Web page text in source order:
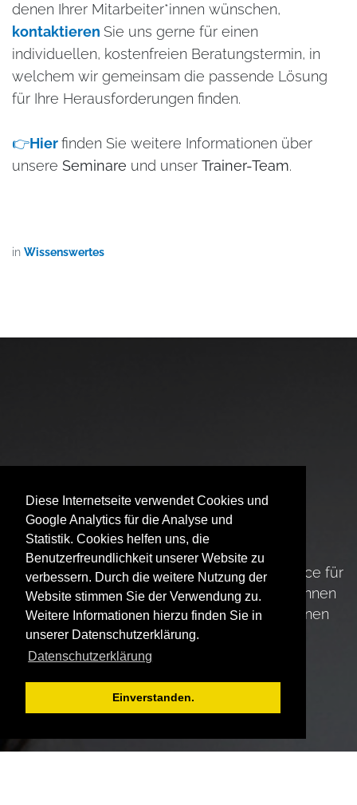
Diese Internetseite verwendet Cookies und
Google Analytics für die Analyse und
Statistik. Cookies helfen uns, die
Benutzerfreundlichkeit unserer Website zu
verbessern. Durch die weitere Nutzung der
Website stimmen Sie der Verwendung zu.
Weitere Informationen hierzu finden Sie in
unserer Datenschutzerklärung.
Datenschutzerklärung
Einverstanden.
denen Ihrer Mitarbeiter*innen wünschen,
kontaktieren Sie uns gerne für einen
individuellen, kostenfreien Beratungstermin, in
welchem wir gemeinsam die passende Lösung
für Ihre Herausforderungen finden.
👉Hierfinden Sie weitere Informationen über
unsere Seminare und unser Trainer-Team.
in Wissenswertes
Wohlbefinden am
Arbeitsplatz...
...als wichtigen Faktor und zugleich als Chance für
das Glück und den Erfolg von Mitarbeiter*innen
und die Unternehmensentwicklung erkennen